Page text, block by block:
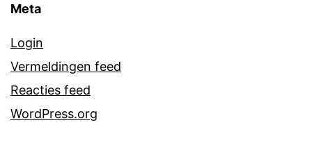
Meta
Login
Vermeldingen feed
Reacties feed
WordPress.org